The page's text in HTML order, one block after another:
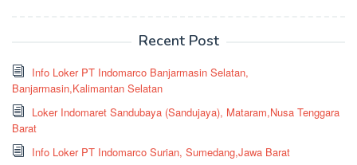
Recent Post
Info Loker PT Indomarco Banjarmasin Selatan,
Banjarmasin,Kalimantan Selatan
Loker Indomaret Sandubaya (Sandujaya), Mataram,Nusa Tenggara
Barat
Info Loker PT Indomarco Surian, Sumedang,Jawa Barat